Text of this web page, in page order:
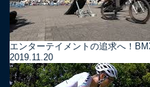
エンターテイメントの追求へ！
2019.11.20